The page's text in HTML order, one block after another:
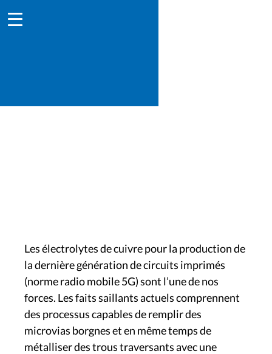
Les électrolytes de cuivre pour la production de
la dernière génération de circuits imprimés
(norme radio mobile 5G) sont l’une de nos
forces. Les faits saillants actuels comprennent
des processus capables de remplir des
microvias borgnes et en même temps de
métalliser des trous traversants avec une